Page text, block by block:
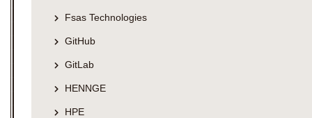
Fsas Technologies
GitHub
GitLab
HENNGE
HPE